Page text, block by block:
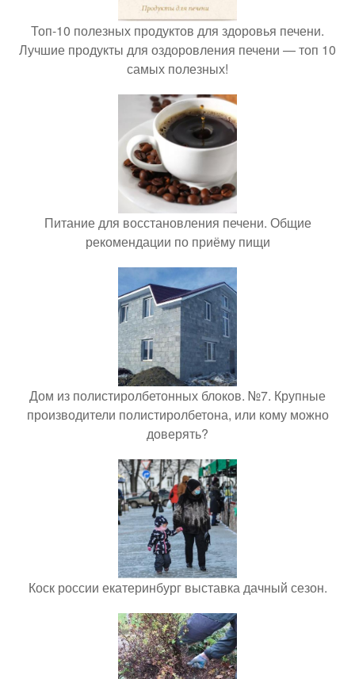
Топ-10 полезных продуктов для здоровья печени.
Лучшие продукты для оздоровления печени — топ 10
самых полезных!
Питание для восстановления печени. Общие
рекомендации по приёму пищи
Дом из полистиролбетонных блоков. №7. Крупные
производители полистиролбетона, или кому можно
доверять?
Коск россии екатеринбург выставка дачный сезон.